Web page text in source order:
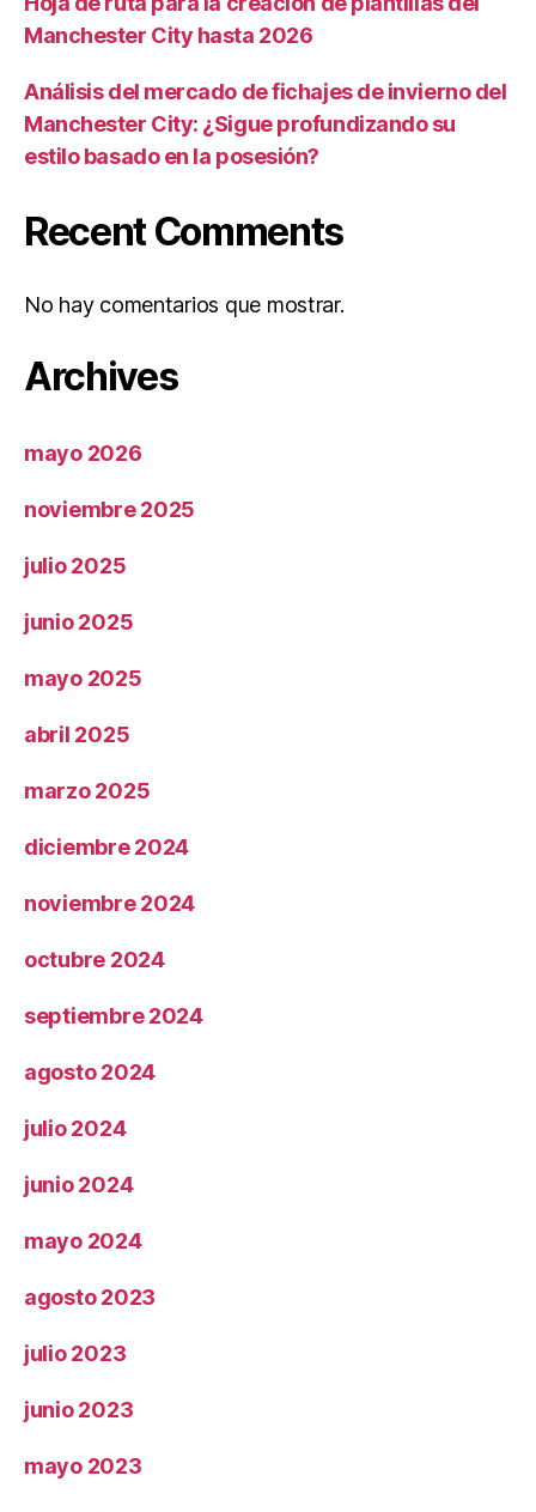
Manchester City hasta 2026
Análisis del mercado de fichajes de invierno del
Manchester City: ¿Sigue profundizando su
estilo basado en la posesión?
Recent Comments
No hay comentarios que mostrar.
Archives
mayo 2026
noviembre 2025
julio 2025
junio 2025
mayo 2025
abril 2025
marzo 2025
diciembre 2024
noviembre 2024
octubre 2024
septiembre 2024
agosto 2024
julio 2024
junio 2024
mayo 2024
agosto 2023
julio 2023
junio 2023
mayo 2023